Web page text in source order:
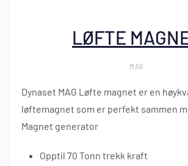
LØFTE
MAG
Dynaset MAG Løfte magnet er en
løftemagnet som er perfekt sammen
Magnet generator
Opptil 70 Tonn trekk kraft